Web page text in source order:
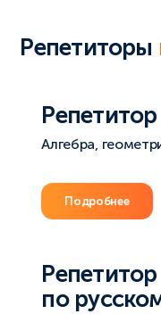
Репетиторы
Алгебра,
Подробнее
Репетитор
по